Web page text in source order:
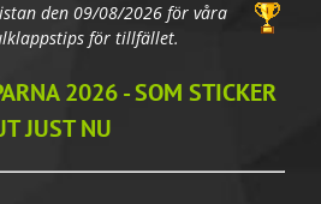
den 09/08/2026 för våra
för tillfället.
2026 - SOM STICKER
JUST NU